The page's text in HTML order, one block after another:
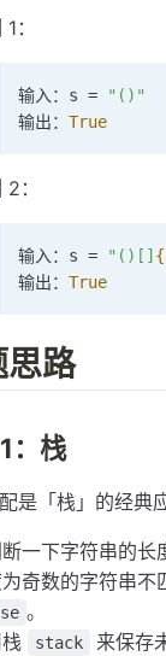
：
输入：s = "()"
输出： True
：
输入：s = "()[]
输出： True
路
：栈
是「栈」的经典
一下字符串的长
奇数的字符串不
。
stack 来保存